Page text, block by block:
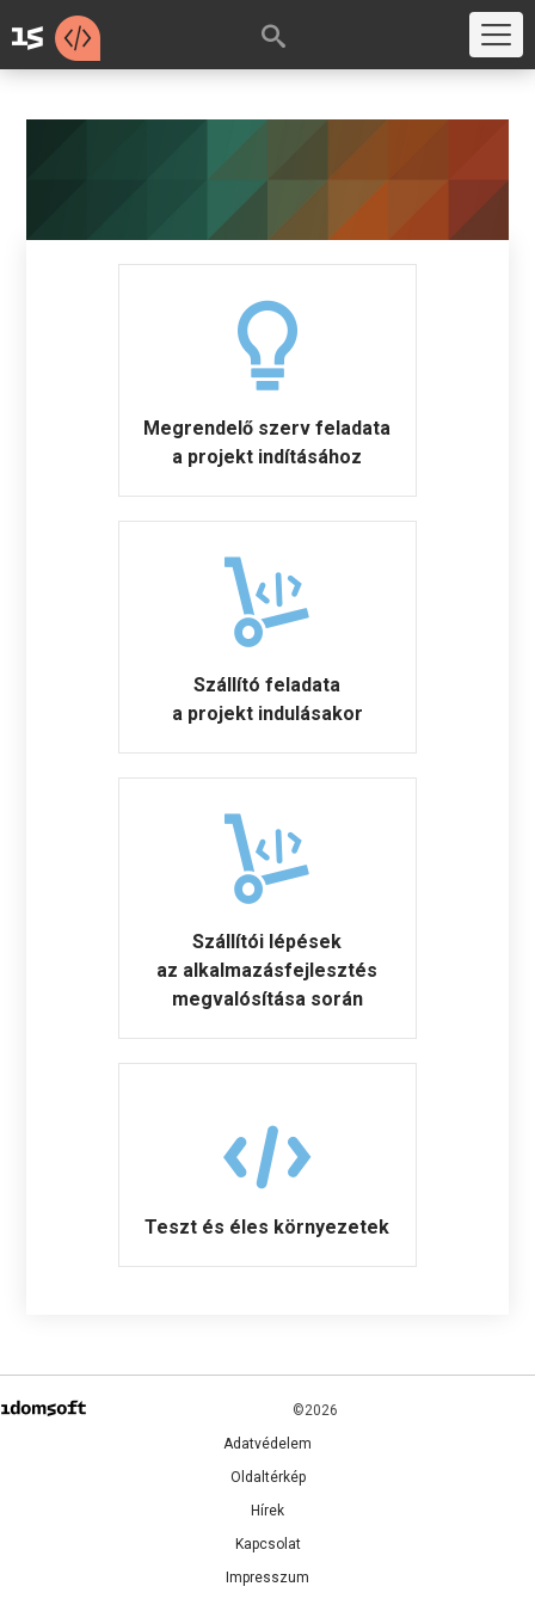
Megrendelő szerv feladata
a projekt indításához
Szállító feladata
a projekt indulásakor
Szállítói lépések
az alkalmazásfejlesztés
megvalósítása során
Teszt és éles környezetek
©2026
Adatvédelem
Oldaltérkép
Hírek
Kapcsolat
Impresszum